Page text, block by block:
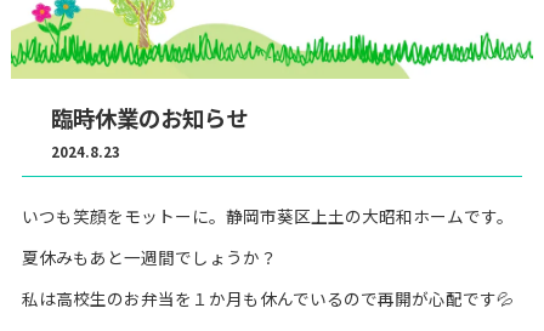
臨時休業のお知らせ
2024.8.23
いつも笑顔をモットーに。静岡市葵区上土の大昭和ホームです。
夏休みもあと一週間でしょうか？
私は高校生のお弁当を１か月も休んでいるので再開が心配です💦